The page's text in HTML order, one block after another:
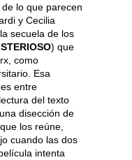
lo que parecen
y Cecilia
secuela de los
) que
como
Esa
entre
del texto
disección de
los reúne,
cuando las dos
intenta